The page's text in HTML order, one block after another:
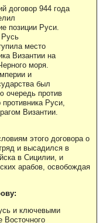
договор 944 года
позиции Руси.
Русь
место
Византии на
моря.
и
был
очередь против
Руси,
Византии.
этого договора о
и высадился в
в Сицилии, и
арабов, освобождая
и ключевыми
Восточного